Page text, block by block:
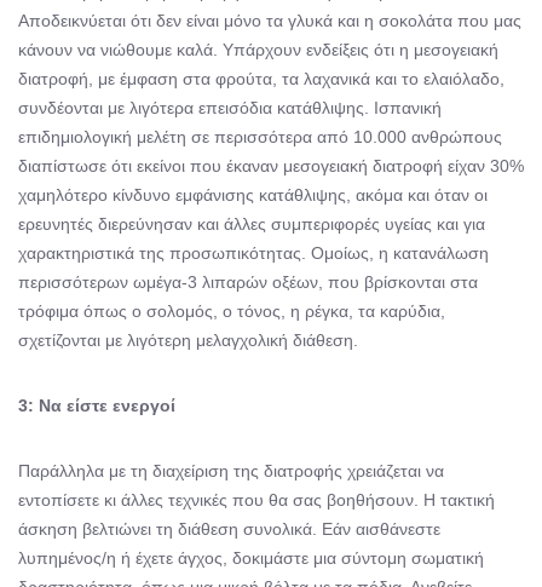
Αποδεικνύεται ότι δεν είναι μόνο τα γλυκά και η σοκολάτα που μας
κάνουν να νιώθουμε καλά. Υπάρχουν ενδείξεις ότι η μεσογειακή
διατροφή, με έμφαση στα φρούτα, τα λαχανικά και το ελαιόλαδο,
συνδέονται με λιγότερα επεισόδια κατάθλιψης. Ισπανική
επιδημιολογική μελέτη σε περισσότερα από 10.000 ανθρώπους
διαπίστωσε ότι εκείνοι που έκαναν μεσογειακή διατροφή είχαν 30%
χαμηλότερο κίνδυνο εμφάνισης κατάθλιψης, ακόμα και όταν οι
ερευνητές διερεύνησαν και άλλες συμπεριφορές υγείας και για
χαρακτηριστικά της προσωπικότητας. Ομοίως, η κατανάλωση
περισσότερων ωμέγα-3 λιπαρών οξέων, που βρίσκονται στα
τρόφιμα όπως ο σολομός, ο τόνος, η ρέγκα, τα καρύδια,
σχετίζονται με λιγότερη μελαγχολική διάθεση.
3: Να είστε ενεργοί
Παράλληλα με τη διαχείριση της διατροφής χρειάζεται να
εντοπίσετε κι άλλες τεχνικές που θα σας βοηθήσουν. Η τακτική
άσκηση βελτιώνει τη διάθεση συνολικά. Εάν αισθάνεστε
λυπημένος/η ή έχετε άγχος, δοκιμάστε μια σύντομη σωματική